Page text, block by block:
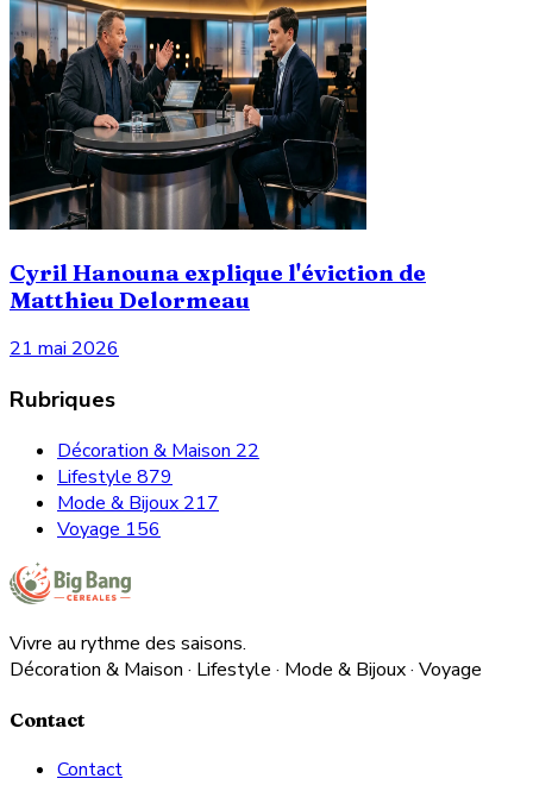
Cyril Hanouna explique l'éviction de
Matthieu Delormeau
21 mai 2026
Rubriques
Décoration & Maison 22
Lifestyle 879
Mode & Bijoux 217
Voyage 156
Vivre au rythme des saisons.
Décoration & Maison · Lifestyle · Mode & Bijoux · Voyage
Contact
Contact